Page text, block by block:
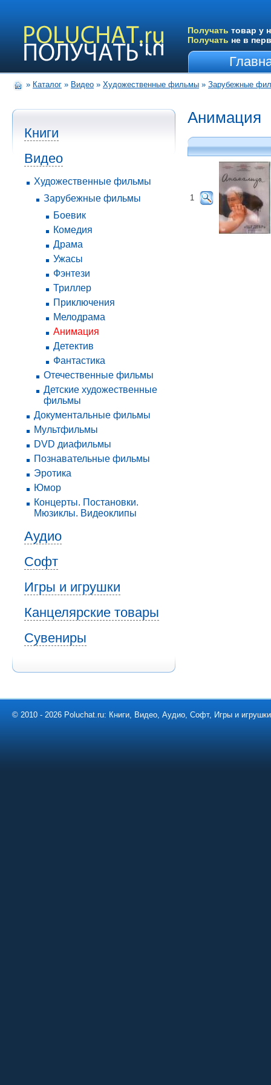
Получать товар у
Получать не в
» Каталог » Видео » Художественные фильмы » Зарубежные
Книги
Видео
Художественные фильмы
Зарубежные фильмы
Боевик
Комедия
Драма
Ужасы
Фэнтези
Триллер
Приключения
Мелодрама
Анимация
Детектив
Фантастика
Отечественные фильмы
Детские художественные
фильмы
Документальные фильмы
Мультфильмы
DVD диафильмы
Познавательные фильмы
Эротика
Юмор
Концерты. Постановки.
Мюзиклы. Видеоклипы
Аудио
Софт
Игры и игрушки
Канцелярские товары
Сувениры
Анимация
1
© 2010 - 2026 Poluchat.ru: Книги, Видео, Аудио, Софт, Игры и